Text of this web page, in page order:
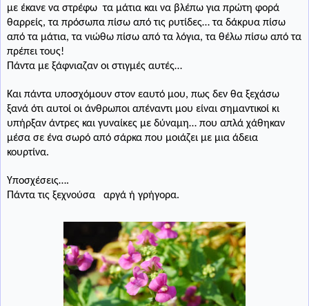
με έκανε να στρέφω τα μάτια και να βλέπω για πρώτη φορά
θαρρείς, τα πρόσωπα πίσω από τις ρυτίδες… τα δάκρυα πίσω
από τα μάτια, τα νιώθω πίσω από τα λόγια, τα θέλω πίσω από τα
πρέπει τους!
Πάντα με ξάφνιαζαν οι στιγμές αυτές…
Και πάντα υποσχόμουν στον εαυτό μου, πως δεν θα ξεχάσω
ξανά ότι αυτοί οι άνθρωποι απέναντι μου είναι σημαντικοί κι
υπήρξαν άντρες και γυναίκες με δύναμη… που απλά χάθηκαν
μέσα σε ένα σωρό από σάρκα που μοιάζει με μια άδεια
κουρτίνα.
Υποσχέσεις….
Πάντα τις ξεχνούσα
αργά ή γρήγορα.